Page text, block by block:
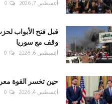
أغسطس 7, 2026 0
قبل فتح الأبواب
وقف مع سوريا
أغسطس 6, 2026 0
حين تخسر القوة
أغسطس 4, 2026 0